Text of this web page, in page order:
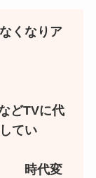
くなりア
TVに代
てい